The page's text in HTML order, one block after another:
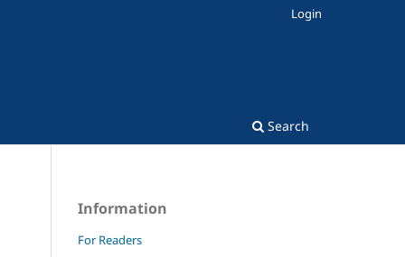
Search
Login
Information
For Readers